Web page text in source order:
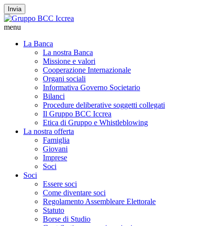
Invia
menu
La Banca
La nostra Banca
Missione e valori
Cooperazione Internazionale
Organi sociali
Informativa Governo Societario
Bilanci
Procedure deliberative soggetti collegati
Il Gruppo BCC Iccrea
Etica di Gruppo e Whistleblowing
La nostra offerta
Famiglia
Giovani
Imprese
Soci
Soci
Essere soci
Come diventare soci
Regolamento Assembleare Elettorale
Statuto
Borse di Studio